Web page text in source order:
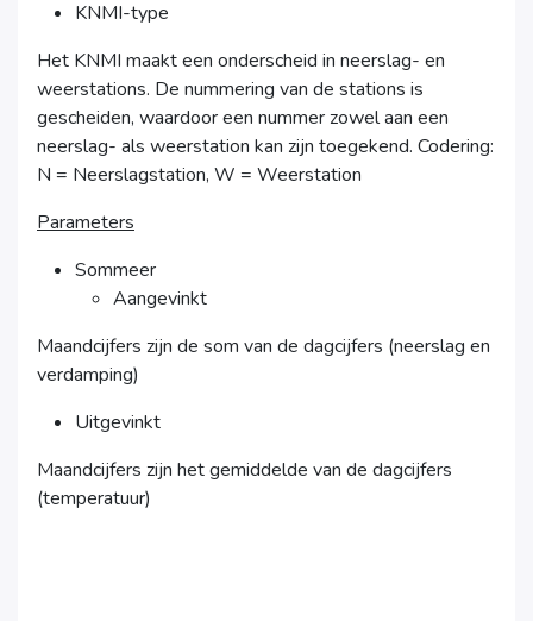
KNMI-type
Het KNMI maakt een onderscheid in neerslag- en
weerstations. De nummering van de stations is
gescheiden, waardoor een nummer zowel aan een
neerslag- als weerstation kan zijn toegekend. Codering:
N = Neerslagstation, W = Weerstation
Parameters
Sommeer
Aangevinkt
Maandcijfers zijn de som van de dagcijfers (neerslag en
verdamping)
Uitgevinkt
Maandcijfers zijn het gemiddelde van de dagcijfers
(temperatuur)